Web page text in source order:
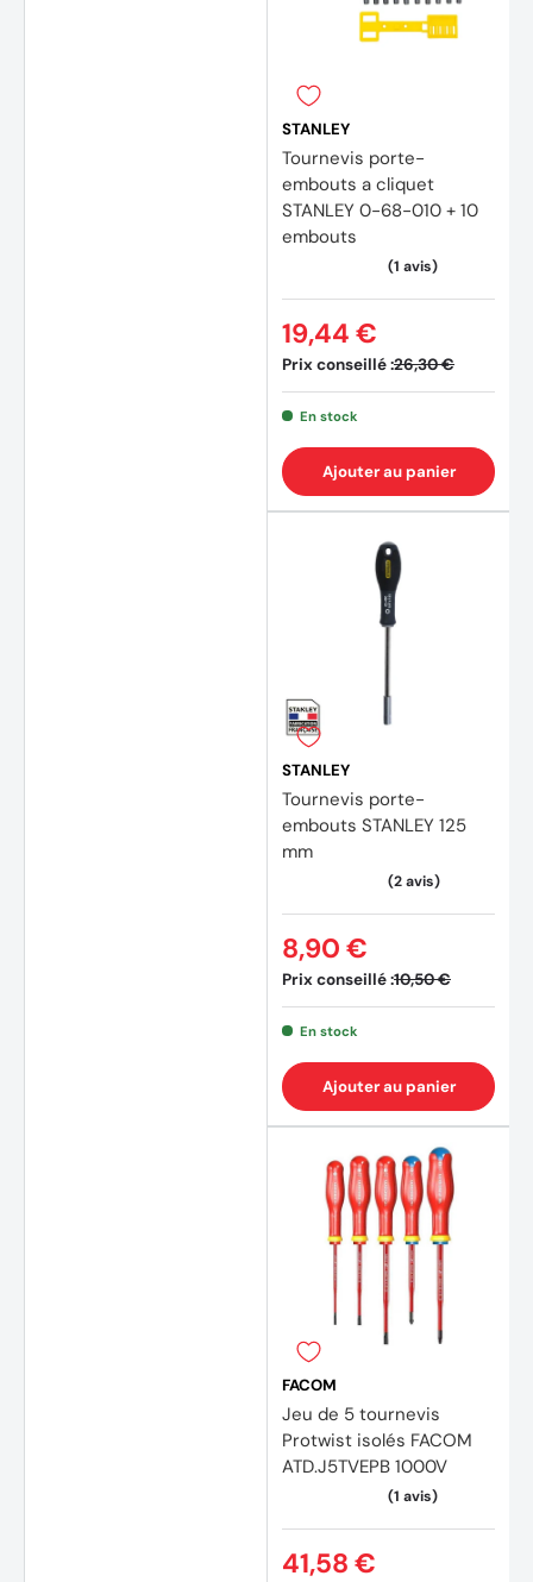
STANLEY
Tournevis porte-
embouts a cliquet
STANLEY 0-68-010 + 10
embouts
Prix conseillé :26,30 €
19,44 €
En stock
Ajouter au panier
STANLEY
Tournevis porte-
embouts STANLEY 125
mm
Prix conseillé :10,50 €
8,90 €
En stock
Ajouter au panier
FACOM
Jeu de 5 tournevis
Protwist isolés FACOM
ATD.J5TVEPB 1000V
41,58 €